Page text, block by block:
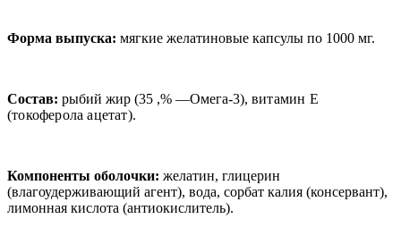
Форма выпуска: мягкие желатиновые капсулы по 1000 мг.
Состав: рыбий жир (35 ,% —Омега-3), витамин Е
(токоферола ацетат).
Компоненты оболочки: желатин, глицерин
(влагоудерживающий агент), вода, сорбат калия (консервант),
лимонная кислота (антиокислитель).